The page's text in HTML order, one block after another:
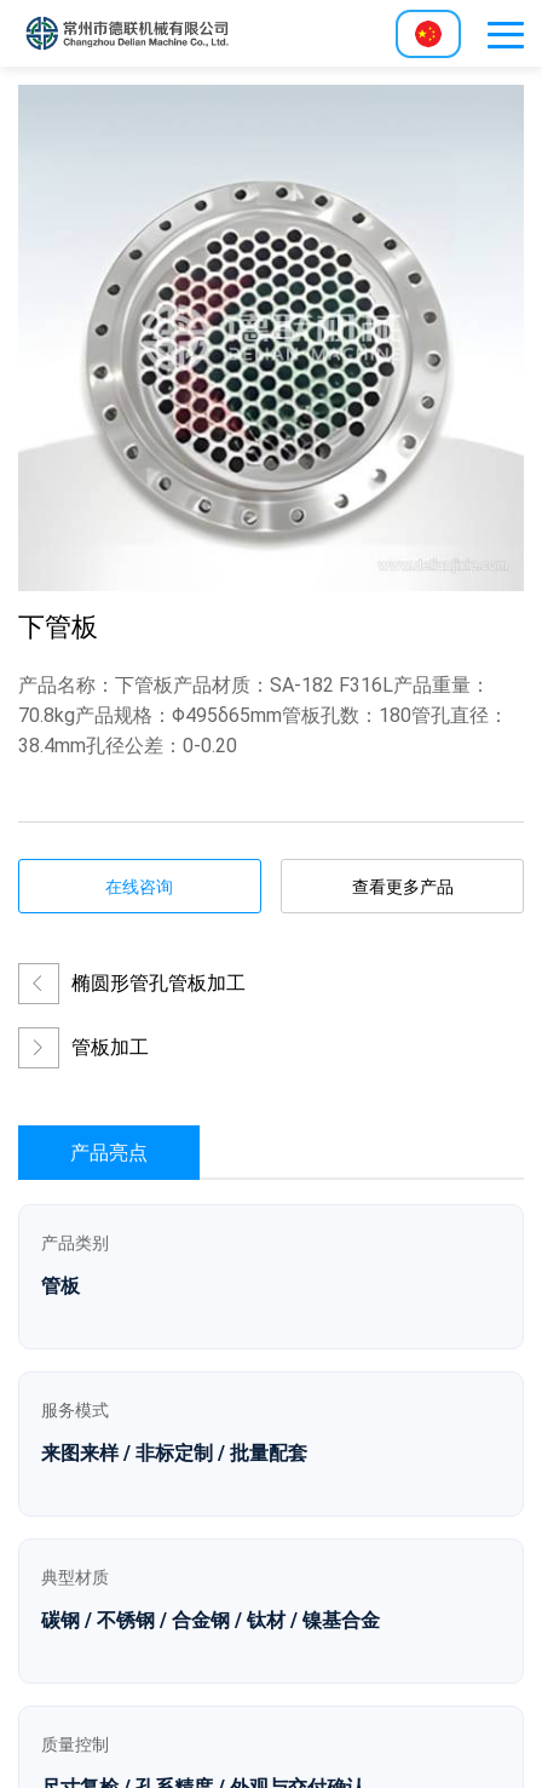
下管板
产品名称：下管板产品材质：SA-182 F316L产品重量：
70.8kg产品规格：Φ495δ65mm管板孔数：180管孔直径：
38.4mm孔径公差：0-0.20
在线咨询 查看更多产品
椭圆形管孔管板加工
管板加工
产品亮点
产品类别
管板
服务模式
来图来样 / 非标定制 / 批量配套
典型材质
碳钢 / 不锈钢 / 合金钢 / 钛材 / 镍基合金
质量控制